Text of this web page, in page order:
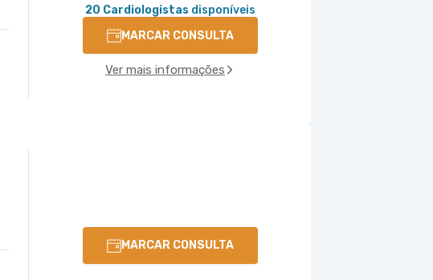
20 Cardiologistas disponíveis
MARCAR CONSULTA
Ver mais informações
MARCAR CONSULTA